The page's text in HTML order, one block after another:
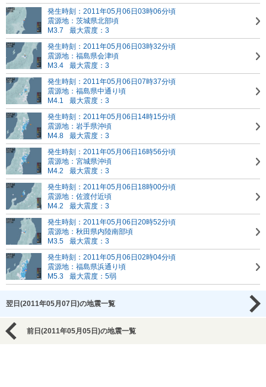
発生時刻：2011年05月06日03時06分頃
震源地：茨城県北部頃
M3.7
最大震度：3
発生時刻：2011年05月06日03時32分頃
震源地：福島県会津頃
M3.4
最大震度：3
発生時刻：2011年05月06日07時37分頃
震源地：福島県中通り頃
M4.1
最大震度：3
発生時刻：2011年05月06日14時15分頃
震源地：岩手県沖頃
M4.8
最大震度：3
発生時刻：2011年05月06日16時56分頃
震源地：宮城県沖頃
M4.2
最大震度：3
発生時刻：2011年05月06日18時00分頃
震源地：佐渡付近頃
M4.2
最大震度：3
発生時刻：2011年05月06日20時52分頃
震源地：秋田県内陸南部頃
M3.5
最大震度：3
発生時刻：2011年05月06日02時04分頃
震源地：福島県浜通り頃
M5.3
最大震度：5弱
翌日(2011年05月07日)の地震一覧
前日(2011年05月05日)の地震一覧